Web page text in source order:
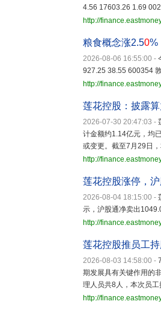
4.56 17603.26 1.69
http://
粮食概念涨2.50%
2026-08-06 16:55:00 -
927.25 38.55 600354
http://
莲花控股：披露
2026-07-30 20:47:03 -
计金额约1.14亿元，均
或变更。截至7月29日
http://
莲花控股涨停，
2026-08-04 18:15:00 -
示，沪股通净卖出
http://
莲花控股推员工
2026-08-03 14:58:00 -
期发展具有关键作用的
理人员共8人，本次员
http://